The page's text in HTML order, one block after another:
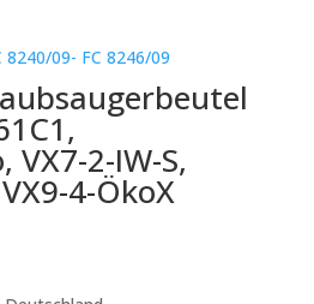
VX7-2-IW-S,
4-ÖkoX